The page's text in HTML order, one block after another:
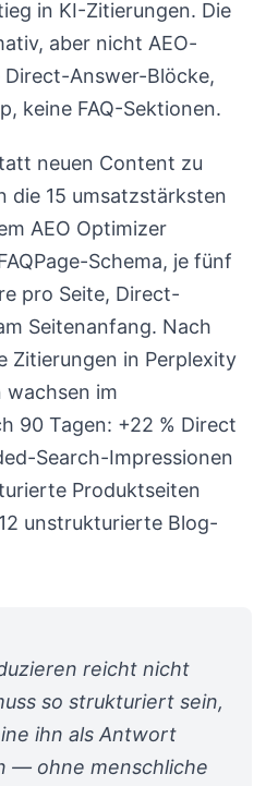
in KI-Zitierungen. Die
aber nicht AEO-
Answer-Blöcke,
keine FAQ-Sektionen.
neuen Content zu
die 15 umsatzstärksten
AEO Optimizer
Schema, je fünf
pro Seite, Direct-
Seitenanfang. Nach
Zitierungen in Perplexity
wachsen im
90 Tagen: +22 % Direct
Search-Impressionen
Produktseiten
unstrukturierte Blog-
reicht nicht
so strukturiert sein,
ihn als Antwort
— ohne menschliche